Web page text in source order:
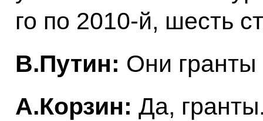
го по 2010-й, шесть
В.Путин: Они гранты
А.Корзин: Да,